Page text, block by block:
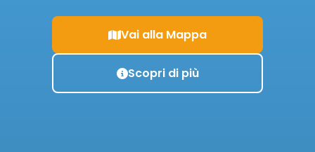
Vai alla Mappa
Scopri di più